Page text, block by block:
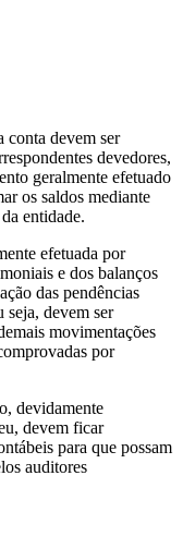
conta devem ser
devedores,
geralmente efetuado
os saldos mediante
entidade.
efetuada por
e dos balanços
das pendências
seja, devem ser
movimentações
por
devidamente
devem ficar
para que possam
auditores